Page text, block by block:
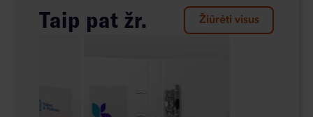
Taip pat žr. Žiūrėti visus